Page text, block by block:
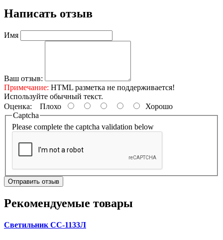
Написать отзыв
Имя
Ваш отзыв:
Примечание: HTML разметка не поддерживается!
Используйте обычный текст.
Оценка: Плохо
Хорошо
Captcha
Please complete the captcha validation below
Отправить отзыв
Рекомендуемые товары
Светильник СС-1133Л